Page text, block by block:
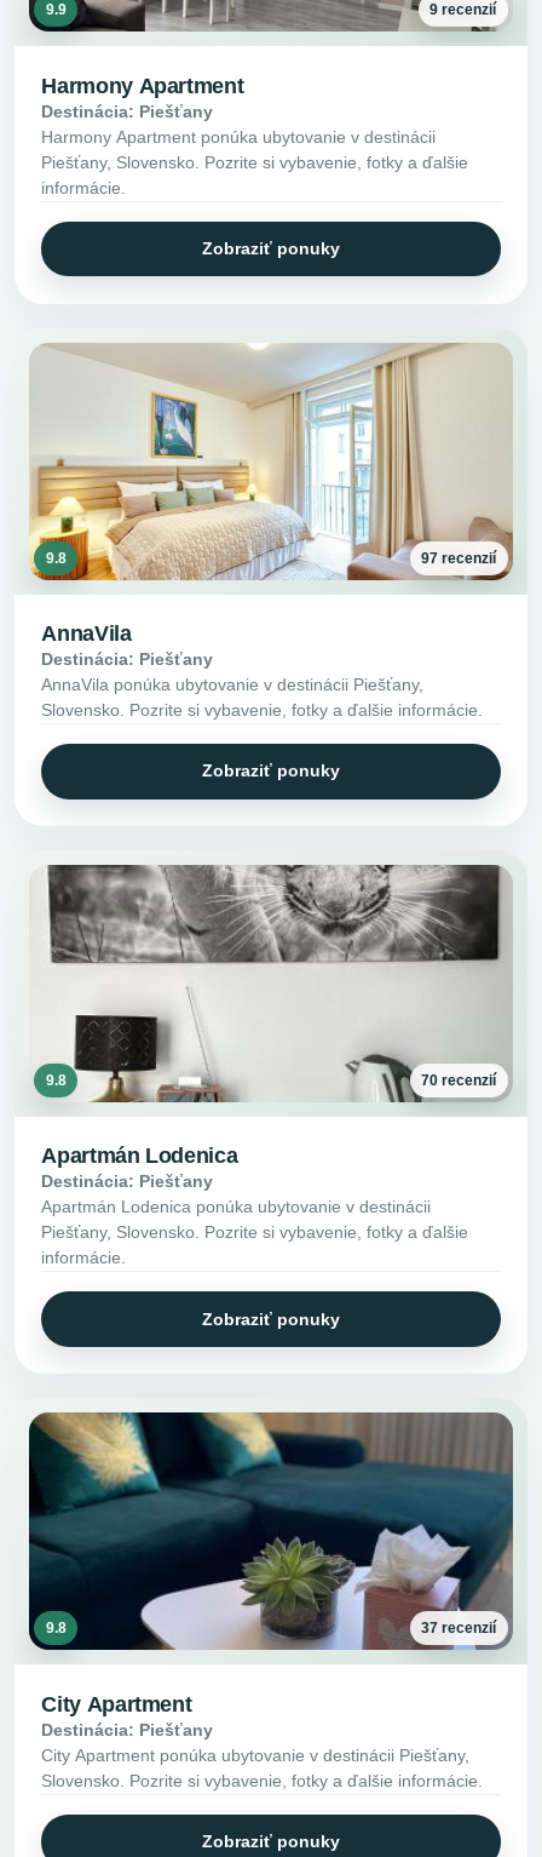
9.9 9 recenzií
Harmony Apartment
Destinácia: Piešťany
Harmony Apartment ponúka ubytovanie v destinácii
Piešťany, Slovensko. Pozrite si vybavenie, fotky a ďalšie
informácie.
Zobraziť ponuky
9.8 97 recenzií
AnnaVila
Destinácia: Piešťany
AnnaVila ponúka ubytovanie v destinácii Piešťany,
Slovensko. Pozrite si vybavenie, fotky a ďalšie informácie.
Zobraziť ponuky
9.8 70 recenzií
Apartmán Lodenica
Destinácia: Piešťany
Apartmán Lodenica ponúka ubytovanie v destinácii
Piešťany, Slovensko. Pozrite si vybavenie, fotky a ďalšie
informácie.
Zobraziť ponuky
9.8 37 recenzií
City Apartment
Destinácia: Piešťany
City Apartment ponúka ubytovanie v destinácii Piešťany,
Slovensko. Pozrite si vybavenie, fotky a ďalšie informácie.
Zobraziť ponuky